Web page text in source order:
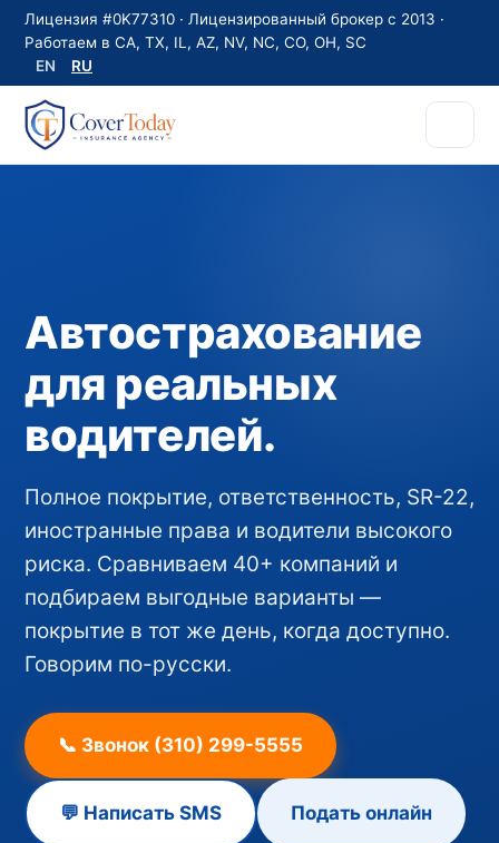
Лицензия #0K77310 · Лицензированный брокер с 2013 ·
Работаем в CA, TX, IL, AZ, NV, NC, CO, OH, SC
EN
RU
Автострахование
для реальных
водителей.
Полное покрытие, ответственность, SR-22,
иностранные права и водители высокого
риска. Сравниваем 40+ компаний и
подбираем выгодные варианты —
покрытие в тот же день, когда доступно.
Говорим по-русски.
📞 Звонок (310) 299-5555
💬 Написать SMS Подать онлайн